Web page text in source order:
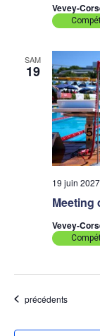
Vevey-
SAM
19
Meeting
19 juin 2027
Vevey-
Évènements
précédents